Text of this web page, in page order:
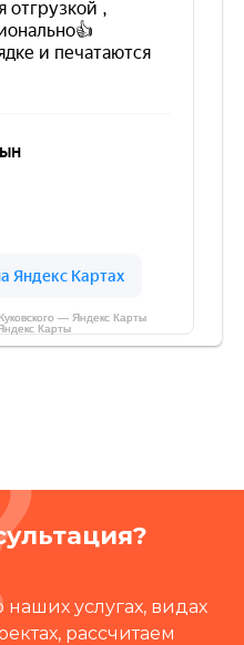
— Яндекс Карты
Карты
услугах, видах
рассчитаем